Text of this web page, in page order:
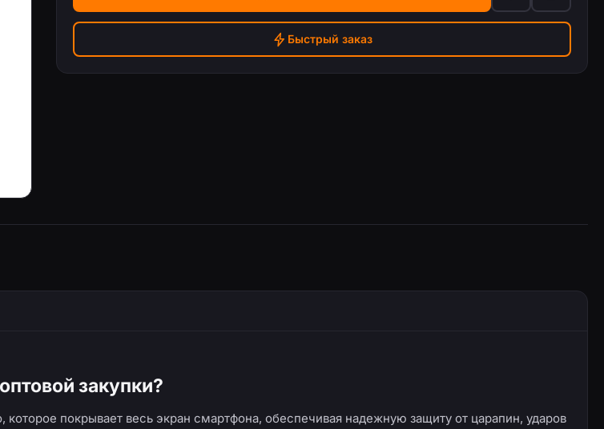
Быстрый заказ
закупки?
покрывает весь экран смартфона, обеспечивая надежную защиту от царапин, ударов